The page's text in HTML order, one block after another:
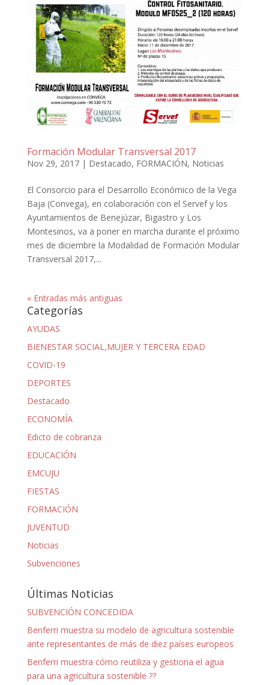
Formación Modular Transversal 2017
Nov 29, 2017| Destacado, FORMACIÓN, Noticias
El Consorcio para el Desarrollo Económico de la Vega
Baja (Convega), en colaboración con el Servef y los
Ayuntamientos de Benejúzar, Bigastro y Los
Montesinos, va a poner en marcha durante el próximo
mes de diciembre la Modalidad de Formación Modular
Transversal 2017,...
« Entradas más antiguas
Categorías
AYUDAS
BIENESTAR SOCIAL,MUJER Y TERCERA EDAD
COVID-19
DEPORTES
Destacado
ECONOMÍA
Edicto de cobranza
EDUCACIÓN
EMCUJU
FIESTAS
FORMACIÓN
JUVENTUD
Noticias
Subvenciones
Últimas Noticias
SUBVENCIÓN CONCEDIDA
Benferri muestra su modelo de agricultura sostenible
ante representantes de más de diez países europeos
Benferri muestra cómo reutiliza y gestiona el agua
para una agricultura sostenible ??